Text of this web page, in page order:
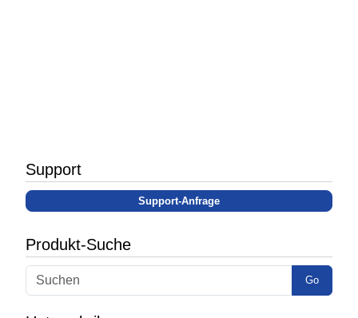
Support
Support-Anfrage
Produkt-Suche
Go